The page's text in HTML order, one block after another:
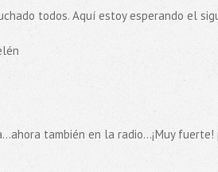
todos. Aquí estoy esperando el
también en la radio...¡Muy